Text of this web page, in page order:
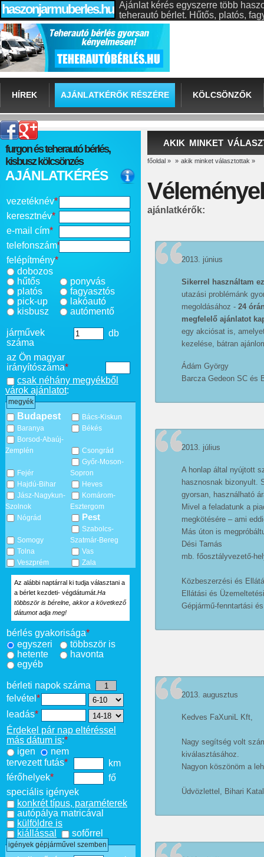
haszonjarmuberles.hu Ajánlat kérés egyszerre több
teherautó bérlet. Hűtős, platós,
HÍREK AJÁNLATKÉRŐK RÉSZÉRE KÖLCSÖNZŐK
furgon és teherautó bérlés,
kisbusz kölcsönzés
AJÁNLATKÉRÉS
vezetéknév*
keresztnév*
e-mail cím*
telefonszám*
felépítmény*
dobozos
hűtős
platós
pick-up
kisbusz
ponyvás
fagyasztós
lakóautó
autómentő
járművek
száma
db
az Ön magyar
irányítószáma*
csak néhány megyékből
várok ajánlatot:
megyék
Budapest
Bács-Kiskun
Baranya
Békés
Borsod-Abaúj-
Zemplén
Csongrád
Fejér
Győr-Moson-
Sopron
Hajdú-Bihar
Heves
Jász-Nagykun-
Szolnok
Komárom-
Esztergom
Nógrád
Pest
Somogy
Szabolcs-
Szatmár-Bereg
Tolna
Vas
Veszprém
Zala
Az alábbi naptárral ki tudja választani a
a bérlet kezdeti- végdátumát. Ha
többször is bérelne, akkor a következő
dátumot adja meg!
bérlés gyakorisága*
egyszeri
többször is
hetente
havonta
egyéb
bérleti napok száma
felvétel *
leadás*
Érdekel pár nap eltéréssel
más dátum is:*
igen
nem
tervezett futás*
km
férőhelyek*
fő
speciális igények
konkrét típus, paraméterek
autópálya matricával
külföldre is
kiállással
sofőrrel
igények gépjárművel szemben
AKIK MINKET
főoldal » » akik minket választottak »
ajánlatkérők:
2013. június
Sikerrel használtam
utazási problémánk
megoldásához - 24
megfelelő ajánlatot
egy akciósat is,
kezelése, bátran
Ádám György
Barcza Gedeon SC
2013. július
A honlap által nyújtott
hasznosnak bizonyult.
gyorsan, használható
Mivel a feladatunk a
megkötésére – ami
Más úton is
Dési Tamás
mb. főosztályvezető-
Közbeszerzési és
Ellátási és
Gépjármű-fenntartási
2013. augusztus
Kedves FaXuniL Kft,
Nagy segítség volt
kiválasztásához.
Nagyon köszönöm a
Üdvözlettel, Bihari